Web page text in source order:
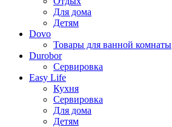
Для дома
Детям
Dovo
Товары для ванной комнаты
Durobor
Сервировка
Easy Life
Кухня
Сервировка
Для дома
Детям